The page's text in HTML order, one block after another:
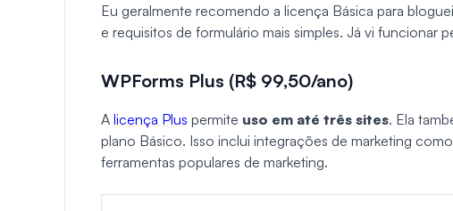
Eu geralmente recomendo a licença Básica para
e requisitos de formulário mais simples. Já vi funcionar
WPForms Plus (R$ 99,50/ano)
A licença Plus permite uso em até três sites. Ela
plano Básico. Isso inclui integrações de marketing como
ferramentas populares de marketing.